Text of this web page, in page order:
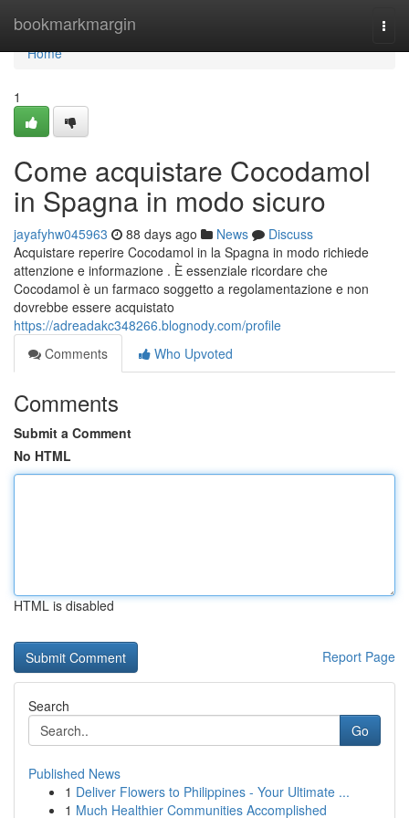
bookmarkmargin
Home
Home
1
Come acquistare Cocodamol
in Spagna in modo sicuro
jayafyhw045963 88 days ago News
Discuss
Acquistare reperire Cocodamol in la Spagna in modo richiede
attenzione e informazione . È essenziale ricordare che
Cocodamol è un farmaco soggetto a regolamentazione e non
dovrebbe essere acquistato
https://adreadakc348266.blognody.com/profile
Comments
Who Upvoted
Comments
Submit a Comment
No HTML
HTML is disabled
Report Page
Search
Go
Published News
1 Deliver Flowers to Philippines - Your Ultimate ...
1 Much Healthier Communities Accomplished